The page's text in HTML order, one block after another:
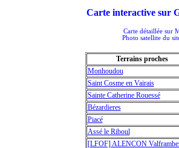
Carte interactive sur
Carte détaillée sur
Photo satellite du
Terrains proches
Monhoudou
Saint Cosme en Vairais
Sainte Catherine Rouessé
Bézardieres
Piacé
Assé le Riboul
[LFOF] ALENCON